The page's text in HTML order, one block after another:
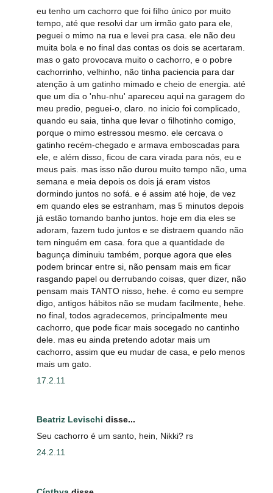
eu tenho um cachorro que foi filho único por muito
tempo, até que resolvi dar um irmão gato para ele,
peguei o mimo na rua e levei pra casa. ele não deu
muita bola e no final das contas os dois se acertaram.
mas o gato provocava muito o cachorro, e o pobre
cachorrinho, velhinho, não tinha paciencia para dar
atenção à um gatinho mimado e cheio de energia. até
que um dia o 'nhu-nhu' apareceu aqui na garagem do
meu predio, peguei-o, claro. no inicio foi complicado,
quando eu saia, tinha que levar o filhotinho comigo,
porque o mimo estressou mesmo. ele cercava o
gatinho recém-chegado e armava emboscadas para
ele, e além disso, ficou de cara virada para nós, eu e
meus pais. mas isso não durou muito tempo não, uma
semana e meia depois os dois já eram vistos
dormindo juntos no sofá. e é assim até hoje, de vez
em quando eles se estranham, mas 5 minutos depois
já estão tomando banho juntos. hoje em dia eles se
adoram, fazem tudo juntos e se distraem quando não
tem ninguém em casa. fora que a quantidade de
bagunça diminuiu também, porque agora que eles
podem brincar entre si, não pensam mais em ficar
rasgando papel ou derrubando coisas, quer dizer, não
pensam mais TANTO nisso, hehe. é como eu sempre
digo, antigos hábitos não se mudam facilmente, hehe.
no final, todos agradecemos, principalmente meu
cachorro, que pode ficar mais socegado no cantinho
dele. mas eu ainda pretendo adotar mais um
cachorro, assim que eu mudar de casa, e pelo menos
mais um gato.
17.2.11
Beatriz Levischi disse...
Seu cachorro é um santo, hein, Nikki? rs
24.2.11